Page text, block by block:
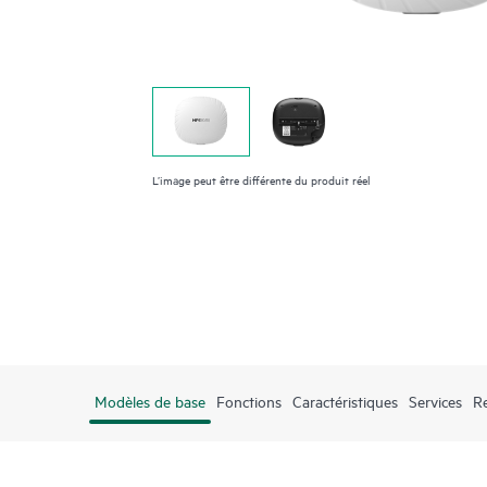
L’image peut être différente du produit réel
Modèles de base Fonctions Caractéristiques Services